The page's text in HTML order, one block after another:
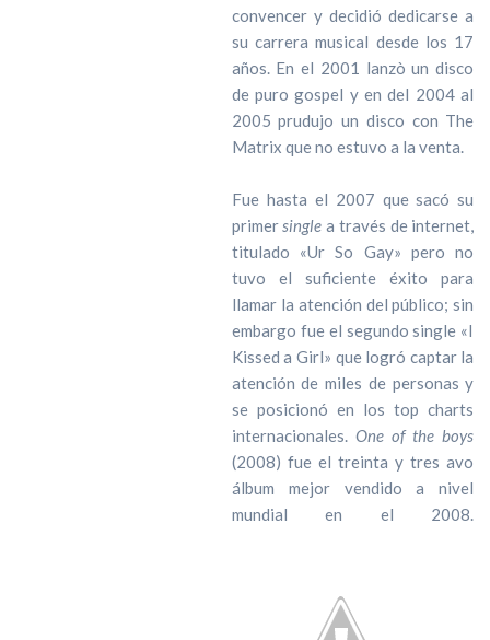
convencer y decidió dedicarse a
su carrera musical desde los 17
años. En el 2001 lanzò un disco
de puro gospel y en del 2004 al
2005 prudujo un disco con The
Matrix que no estuvo a la venta.
Fue hasta el 2007 que sacó su
primersingle a través de internet,
titulado «Ur So Gay» pero no
tuvo el suficiente éxito para
llamar la atención del público; sin
embargo fue el segundo single «I
Kissed a Girl» que logró captar la
atención de miles de personas y
se posicionó en los top charts
internacionales. One of the boys
(2008) fue el treinta y tres avo
álbum mejor vendido a nivel
mundial en el 2008.